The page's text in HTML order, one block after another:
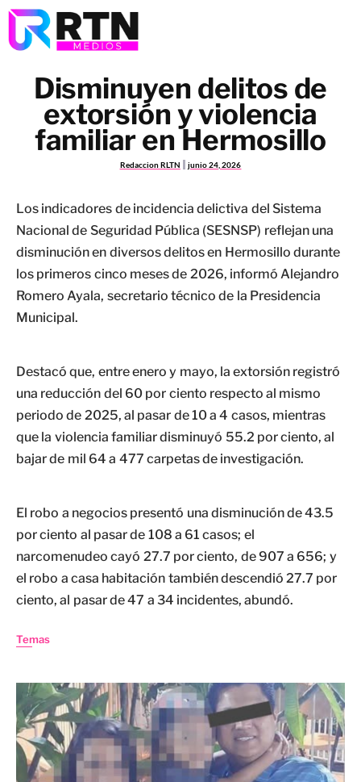
Disminuyen delitos de
extorsión y violencia
familiar en Hermosillo
Redaccion RLTN junio 24, 2026
Los indicadores de incidencia delictiva del Sistema
Nacional de Seguridad Pública (SESNSP) reflejan una
disminución en diversos delitos en Hermosillo durante
los primeros cinco meses de 2026, informó Alejandro
Romero Ayala, secretario técnico de la Presidencia
Municipal.
Destacó que, entre enero y mayo, la extorsión registró
una reducción del 60 por ciento respecto al mismo
periodo de 2025, al pasar de 10 a 4 casos, mientras
que la violencia familiar disminuyó 55.2 por ciento, al
bajar de mil 64 a 477 carpetas de investigación.
El robo a negocios presentó una disminución de 43.5
por ciento al pasar de 108 a 61 casos; el
narcomenudeo cayó 27.7 por ciento, de 907 a 656; y
el robo a casa habitación también descendió 27.7 por
ciento, al pasar de 47 a 34 incidentes, abundó.
Temas